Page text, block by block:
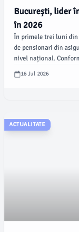
București, lider
în 2026
În primele trei luni
de pensionari din
nivel național.
de Statistică (INS),
agricultori, ceea ce
16 Jul 2026
ACTUALITATE